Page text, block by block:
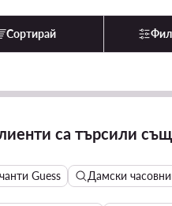
Сортирай
са търсили
Guess Дамски